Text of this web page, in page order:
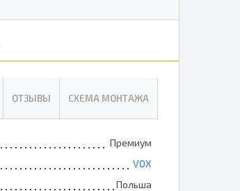
ОТЗЫВЫ СХЕМА МОНТАЖА
Премиум
VOX
Польша